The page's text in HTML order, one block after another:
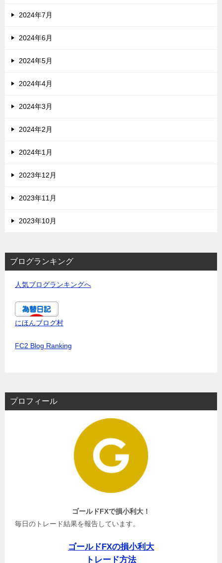
2024年7月
2024年6月
2024年5月
2024年4月
2024年3月
2024年2月
2024年1月
2023年12月
2023年11月
2023年10月
ブログランキング
人気ブログランキングへ
にほんブログ村
FC2 Blog Ranking
プロフィール
ゴールドFXで損小利大！
毎日のトレード結果を報告しています。
ゴールドFXの損小利大
トレード方法